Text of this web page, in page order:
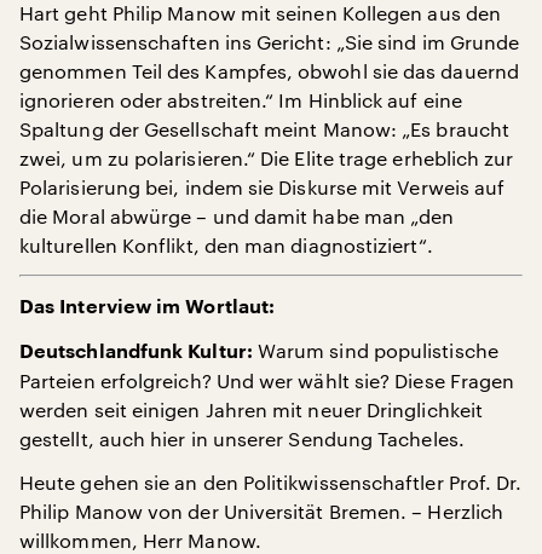
Hart geht Philip Manow mit seinen Kollegen aus den
Sozialwissenschaften ins Gericht: „Sie sind im Grunde
genommen Teil des Kampfes, obwohl sie das dauernd
ignorieren oder abstreiten.“ Im Hinblick auf eine
Spaltung der Gesellschaft meint Manow: „Es braucht
zwei, um zu polarisieren.“ Die Elite trage erheblich zur
Polarisierung bei, indem sie Diskurse mit Verweis auf
die Moral abwürge – und damit habe man „den
kulturellen Konflikt, den man diagnostiziert“.
Das Interview im Wortlaut:
Deutschlandfunk Kultur: Warum sind populistische
Parteien erfolgreich? Und wer wählt sie? Diese Fragen
werden seit einigen Jahren mit neuer Dringlichkeit
gestellt, auch hier in unserer Sendung Tacheles.
Heute gehen sie an den Politikwissenschaftler Prof. Dr.
Philip Manow von der Universität Bremen. – Herzlich
willkommen, Herr Manow.